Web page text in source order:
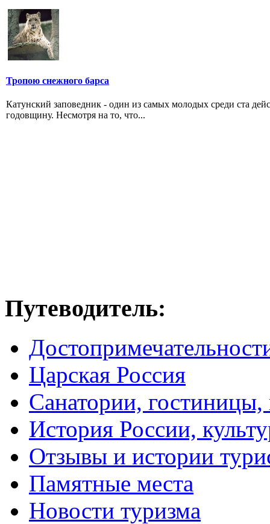
Тропою снежного барса
Катунский заповедник - один из самых молодых среди ста
годовщину. Несмотря на то, что...
Путеводитель:
Царская Россия
Санатории, гостиницы,
История России,
Отзывы и истории
Памятные места
Новости туризма